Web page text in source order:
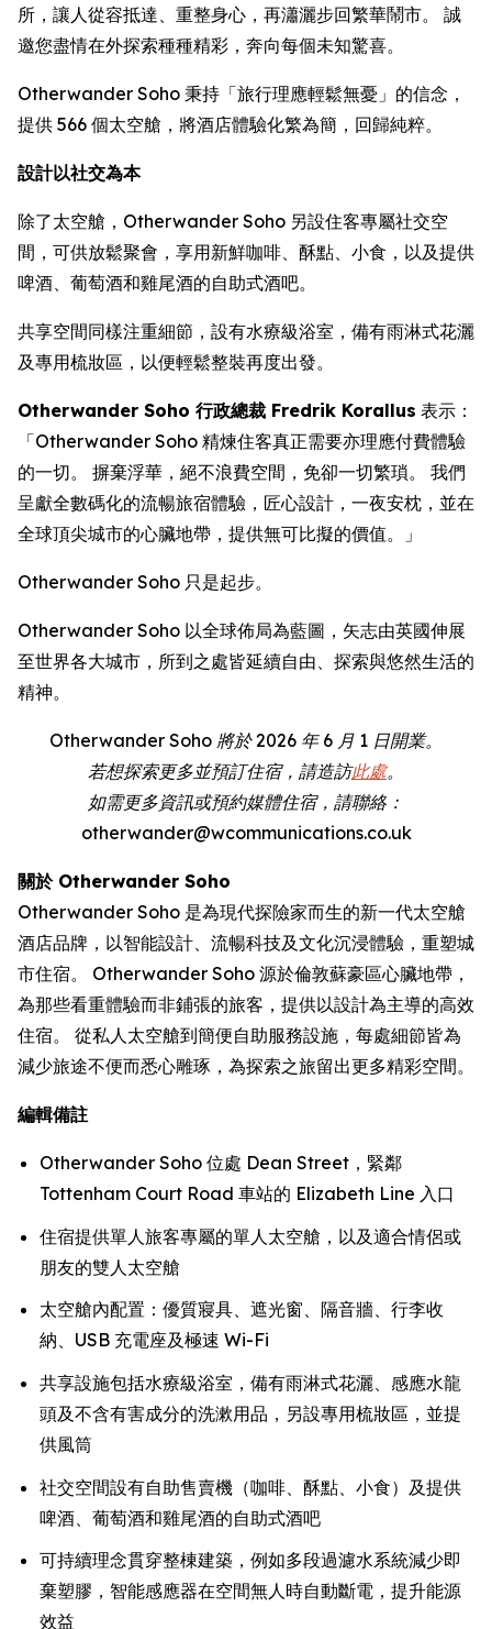
所，讓人從容抵達、重整身心，再瀟灑步回繁華鬧市。 誠
邀您盡情在外探索種種精彩，奔向每個未知驚喜。
Otherwander Soho 秉持「旅行理應輕鬆無憂」的信念，
提供 566 個太空艙，將酒店體驗化繁為簡，回歸純粹。
設計以社交為本
除了太空艙，Otherwander Soho 另設住客專屬社交空
間，可供放鬆聚會，享用新鮮咖啡、酥點、小食，以及提供
啤酒、葡萄酒和雞尾酒的自助式酒吧。
共享空間同樣注重細節，設有水療級浴室，備有雨淋式花灑
及專用梳妝區，以便輕鬆整裝再度出發。
Otherwander Soho 行政總裁 Fredrik Korallus 表示：
「Otherwander Soho 精煉住客真正需要亦理應付費體驗
的一切。 摒棄浮華，絕不浪費空間，免卻一切繁瑣。 我們
呈獻全數碼化的流暢旅宿體驗，匠心設計，一夜安枕，並在
全球頂尖城市的心臟地帶，提供無可比擬的價值。」
Otherwander Soho 只是起步。
Otherwander Soho 以全球佈局為藍圖，矢志由英國伸展
至世界各大城市，所到之處皆延續自由、探索與悠然生活的
精神。
Otherwander Soho 將於 2026 年 6 月 1 日開業。
若想探索更多並預訂住宿，請造訪此處。
如需更多資訊或預約媒體住宿，請聯絡：
otherwander@wcommunications.co.uk
關於 Otherwander Soho
Otherwander Soho 是為現代探險家而生的新一代太空艙
酒店品牌，以智能設計、流暢科技及文化沉浸體驗，重塑城
市住宿。 Otherwander Soho 源於倫敦蘇豪區心臟地帶，
為那些看重體驗而非鋪張的旅客，提供以設計為主導的高效
住宿。 從私人太空艙到簡便自助服務設施，每處細節皆為
減少旅途不便而悉心雕琢，為探索之旅留出更多精彩空間。
編輯備註
Otherwander Soho 位處 Dean Street，緊鄰
Tottenham Court Road 車站的 Elizabeth Line 入口
住宿提供單人旅客專屬的單人太空艙，以及適合情侶或
朋友的雙人太空艙
太空艙內配置：優質寢具、遮光窗、隔音牆、行李收
納、USB 充電座及極速 Wi-Fi
共享設施包括水療級浴室，備有雨淋式花灑、感應水龍
頭及不含有害成分的洗漱用品，另設專用梳妝區，並提
供風筒
社交空間設有自助售賣機（咖啡、酥點、小食）及提供
啤酒、葡萄酒和雞尾酒的自助式酒吧
可持續理念貫穿整棟建築，例如多段過濾水系統減少即
棄塑膠，智能感應器在空間無人時自動斷電，提升能源
效益